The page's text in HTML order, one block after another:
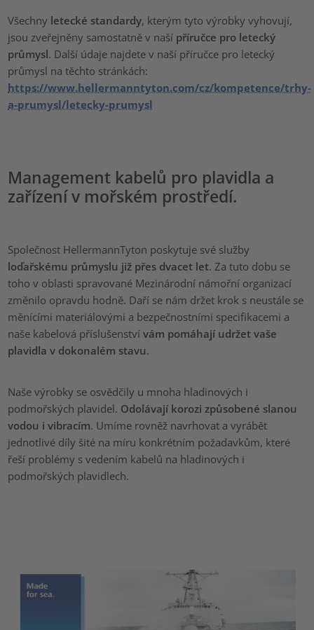
Všechny letecké standardy, kterým tyto výrobky vyhovují,
jsou zveřejněny samostatně v naší příručce pro letecký
průmysl. Další údaje najdete v naší příručce pro letecký
průmysl na těchto stránkách:
https://www.hellermanntyton.com/cz/kompetence/trhy-
a-prumysl/letecky-prumysl
Management kabelů pro plavidla a
zařízení v mořském prostředí.
Společnost HellermannTyton poskytuje své služby
loďařskému průmyslu již přes dvacet let. Za tuto dobu se
toho v oblasti spravované Mezinárodní námořní organizací
změnilo opravdu hodně. Daří se nám držet krok s neustále se
měnícími materiálovými a bezpečnostními specifikacemi a
naše kabelová příslušenstvívám pomáhají udržet vaše
plavidla v dokonalém stavu.
Naše výrobky se osvědčily u mnoha hladinových i
podmořských plavidel. Odolávají korozi způsobené slanou
vodou i vibracím. Umíme rovněž navrhovat a vyrábět
jednotlivé díly šité na míru konkrétním požadavkům, které
řeší problémy s vedením kabelů na hladinových i
podmořských plavidlech.